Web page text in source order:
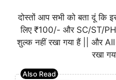
दोस्तों आप सभी को बता दूं कि
लिए ₹100/- और SC/ST/
शुल्क नहीं रखा गया हैं || और
रखा